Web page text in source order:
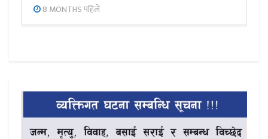
8 MONTHS पहिले